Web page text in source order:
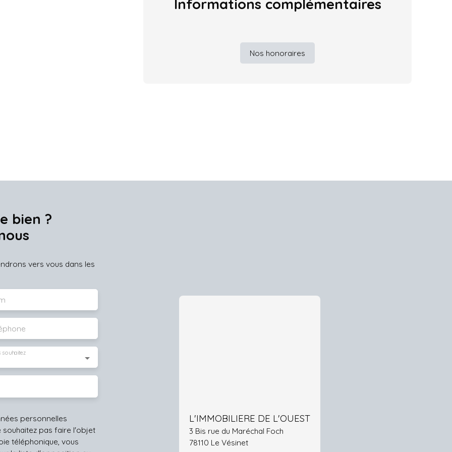
Informations complémentaires
Nos honoraires
bien ?
vers vous dans les
souhaitez
personnelles
souhaitez pas faire l'objet
téléphonique, vous
L'IMMOBILIERE DE L'OUEST
3 Bis rue du Maréchal Foch
78110 Le Vésinet